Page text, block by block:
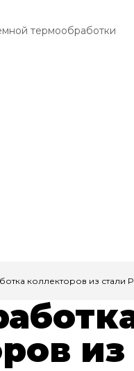
термообработки
коллекторов из стали
из